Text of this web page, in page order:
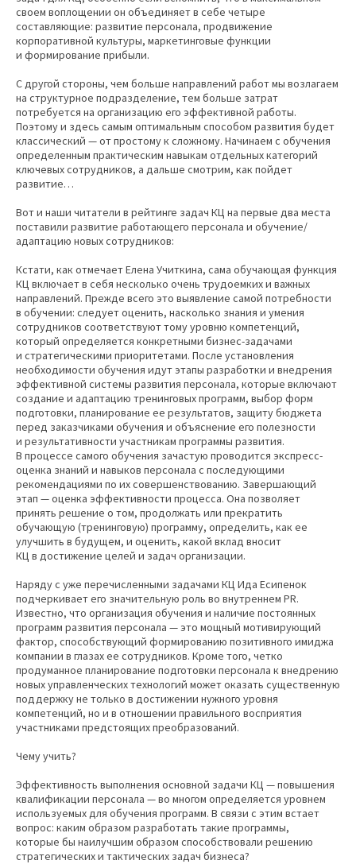
своем воплощении он объединяет в себе четыре
составляющие: развитие персонала, продвижение
корпоративной культуры, маркетинговые функции
и формирование прибыли.
С другой стороны, чем больше направлений работ мы возлагаем
на структурное подразделение, тем больше затрат
потребуется на организацию его эффективной работы.
Поэтому и здесь самым оптимальным способом развития будет
классический — от простому к сложному. Начинаем с обучения
определенным практическим навыкам отдельных категорий
ключевых сотрудников, а дальше смотрим, как пойдет
развитие…
Вот и наши читатели в рейтинге задач КЦ на первые два места
поставили развитие работающего персонала и обучение/
адаптацию новых сотрудников:
Кстати, как отмечает Елена Учиткина, сама обучающая функция
КЦ включает в себя несколько очень трудоемких и важных
направлений. Прежде всего это выявление самой потребности
в обучении: следует оценить, насколько знания и умения
сотрудников соответствуют тому уровню компетенций,
который определяется конкретными бизнес-задачами
и стратегическими приоритетами. После установления
необходимости обучения идут этапы разработки и внедрения
эффективной системы развития персонала, которые включают
создание и адаптацию тренинговых программ, выбор форм
подготовки, планирование ее результатов, защиту бюджета
перед заказчиками обучения и объяснение его полезности
и результативности участникам программы развития.
В процессе самого обучения зачастую проводится экспресс-
оценка знаний и навыков персонала с последующими
рекомендациями по их совершенствованию. Завершающий
этап — оценка эффективности процесса. Она позволяет
принять решение о том, продолжать или прекратить
обучающую (тренинговую) программу, определить, как ее
улучшить в будущем, и оценить, какой вклад вносит
КЦ в достижение целей и задач организации.
Наряду с уже перечисленными задачами КЦ Ида Есипенок
подчеркивает его значительную роль во внутреннем PR.
Известно, что организация обучения и наличие постоянных
программ развития персонала — это мощный мотивирующий
фактор, способствующий формированию позитивного имиджа
компании в глазах ее сотрудников. Кроме того, четко
продуманное планирование подготовки персонала к внедрению
новых управленческих технологий может оказать существенную
поддержку не только в достижении нужного уровня
компетенций, но и в отношении правильного восприятия
участниками предстоящих преобразований.
Чему учить?
Эффективность выполнения основной задачи КЦ — повышения
квалификации персонала — во многом определяется уровнем
используемых для обучения программ. В связи с этим встает
вопрос: каким образом разработать такие программы,
которые бы наилучшим образом способствовали решению
стратегических и тактических задач бизнеса?